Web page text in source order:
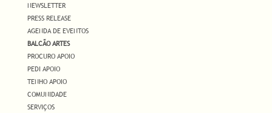
NEWSLETTER
PRESS RELEASE
AGENDA DE EVENTOS
BALCÃO ARTES
PROCURO APOIO
PEDI APOIO
TENHO APOIO
COMUNIDADE
SERVIÇOS